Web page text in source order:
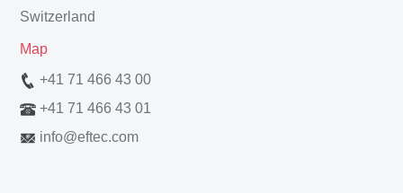
Switzerland
Map
+41 71 466 43 00
+41 71 466 43 01
info@eftec.com